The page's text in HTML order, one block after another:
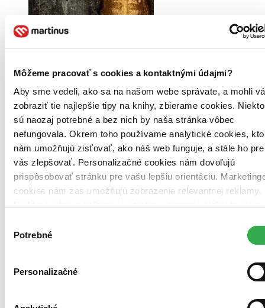
Môžeme pracovať s cookies a kontaktnými údajmi?
Aby sme vedeli, ako sa na našom webe správate, a mohli
zobraziť tie najlepšie tipy na knihy, zbierame cookies.
sú naozaj potrebné a bez nich by naša stránka vôbec
nefungovala. Okrem toho používame analytické cookies,
nám umožňujú zisťovať, ako náš web funguje, a stále ho pre
vás zlepšovať. Personalizačné cookies nám dovoľujú
prispôsobovať stránku pre vašu lepšiu orientáciu.
cookies nám zas umožňujú zobrazenie relevantnej reklamy.
Ďakujeme!
súhlasu
Potrebné
Personalizačné
Brožovaná väzba
Mierne opotrebovaná
Túto knihu sme vykúpili cezKnihovrátoka je mierne
opotrebovaná. Na tejto knihe už síce poznať, že ju niekto
zanechať stopy.
Tento produkt síce máme aktuálne na sklade, máme však už